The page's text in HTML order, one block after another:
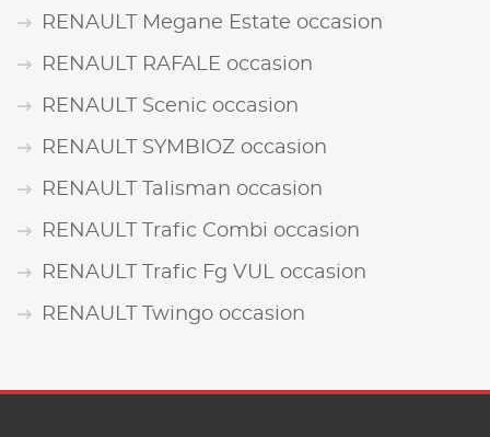
RENAULT Megane Estate occasion
RENAULT RAFALE occasion
RENAULT Scenic occasion
RENAULT SYMBIOZ occasion
RENAULT Talisman occasion
RENAULT Trafic Combi occasion
RENAULT Trafic Fg VUL occasion
RENAULT Twingo occasion